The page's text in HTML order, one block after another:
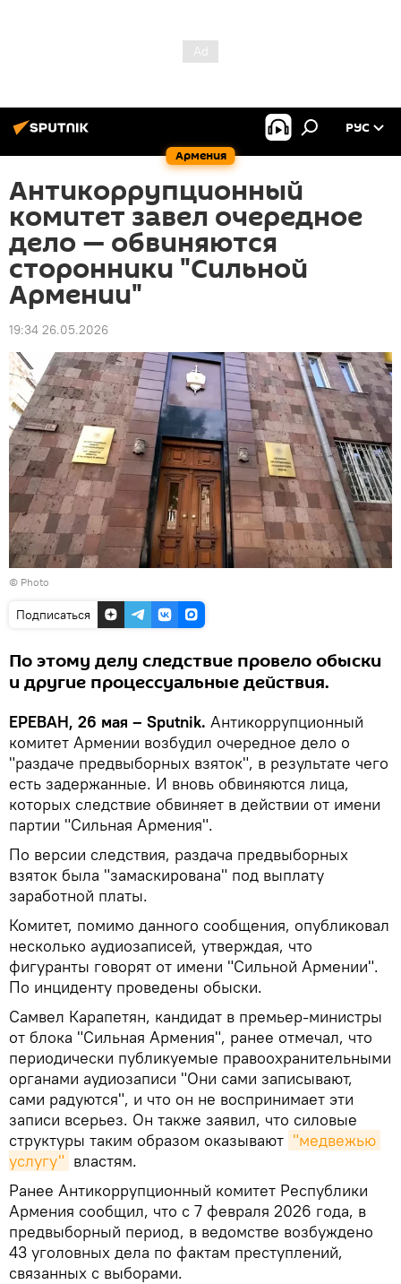
Армения
РУС
Антикоррупционный
комитет завел очередное
дело — обвиняются
сторонники "Сильной
Армении"
19:34 26.05.2026
© Photo
Подписаться
По этому делу следствие провело обыски
и другие процессуальные действия.
ЕРЕВАН, 26 мая – Sputnik. Антикоррупционный
комитет Армении возбудил очередное дело о
"раздаче предвыборных взяток", в результате чего
есть задержанные. И вновь обвиняются лица,
которых следствие обвиняет в действии от имени
партии "Сильная Армения".
По версии следствия, раздача предвыборных
взяток была "замаскирована" под выплату
заработной платы.
Комитет, помимо данного сообщения, опубликовал
несколько аудиозаписей, утверждая, что
фигуранты говорят от имени "Сильной Армении".
По инциденту проведены обыски.
Самвел Карапетян, кандидат в премьер-министры
от блока "Сильная Армения", ранее отмечал, что
периодически публикуемые правоохранительными
органами аудиозаписи "Они сами записывают,
сами радуются", и что он не воспринимает эти
записи всерьез. Он также заявил, что силовые
структуры таким образом оказывают "медвежью
услугу" властям.
Ранее Антикоррупционный комитет Республики
Армения сообщил, что с 7 февраля 2026 года, в
предвыборный период, в ведомстве возбуждено
43 уголовных дела по фактам преступлений,
связанных с выборами.